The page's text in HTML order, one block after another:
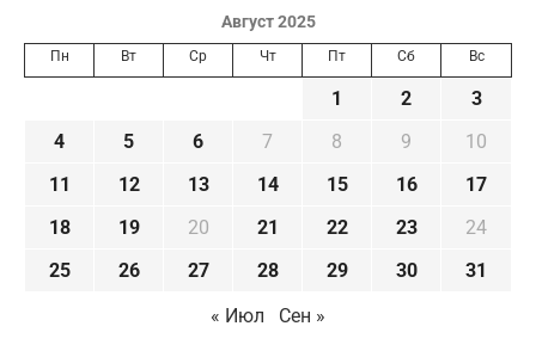
Август 2025
Пн Вт Ср Чт Пт Сб Вс
1 2
3
4
5 6 7 8 9
10
11
12 13 14 15 16
17
18
19 20 21 22 23
24
25
26 27 28 29 30
31
« Июл
Сен »